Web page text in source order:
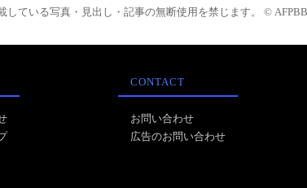
している写真・見出し・記事の無断使用を禁じます。 © AFPBB
CONTACT
お問い合わせ
広告のお問い合わせ